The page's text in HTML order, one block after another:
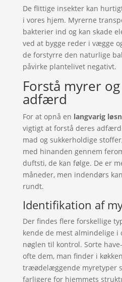
De flittige insekter kan
i vores hjem. Myrerne
bakterier ind og kan skade
ved at bygge reder i vægge
de forstyrre den naturlige
påvirke plantelivet negativt.
Forstå myrer
adfærd
For at opnå en langvarig
vigtigt at forstå deres
mad og sukkerholdige
med hinanden gennem
duftsti, de kan følge. De er
måneder, men indendørs
rundt.
Identifikation af
Der findes flere forskellige
kende de mest almindelige
nøglen til kontrol. Sorte
ofte dem, man finder i
træødelæggende myretyper
farligere for hjemmets